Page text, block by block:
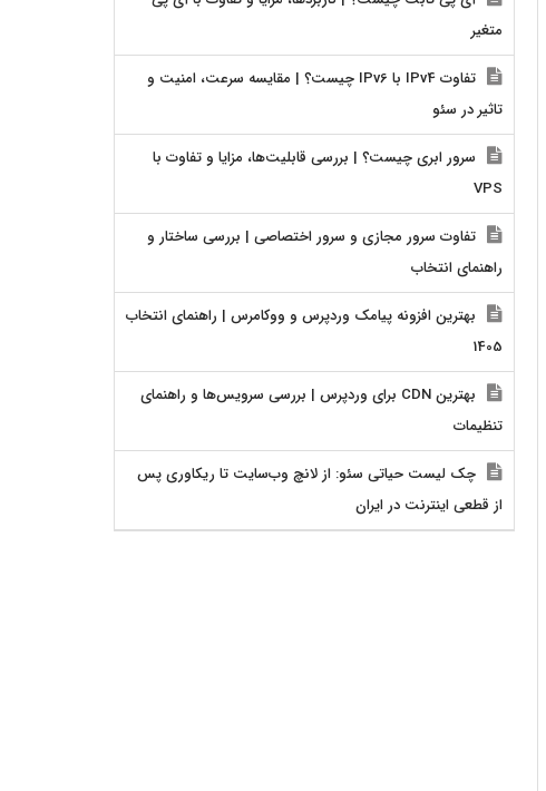
متغیر
تفاوت IPv4 با IPv6 چیست؟ | مقایسه سرعت، امنیت و
تاثیر در سئو
سرور ابری چیست؟ | بررسی قابلیت‌ها، مزایا و تفاوت با
VPS
تفاوت سرور مجازی و سرور اختصاصی | بررسی ساختار و
راهنمای انتخاب
بهترین افزونه پیامک وردپرس و ووکامرس | راهنمای انتخاب
1405
بهترین CDN برای وردپرس | بررسی سرویس‌ها و راهنمای
تنظیمات
چک لیست حیاتی سئو: از لانچ وب‌سایت تا ریکاوری پس
از قطعی اینترنت در ایران